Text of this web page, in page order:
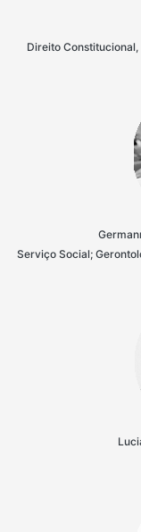
Direito
Serviço Social;